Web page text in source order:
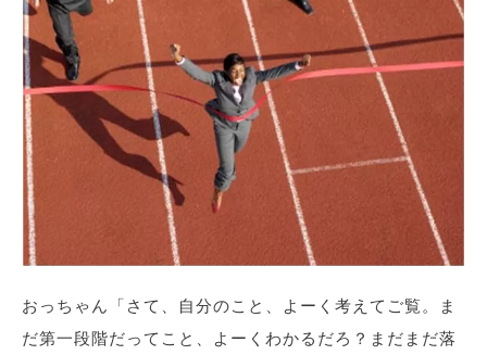
おっちゃん「さて、自分のこと、よーく考えてご覧。ま
だ第一段階だってこと、よーくわかるだろ？まだまだ落